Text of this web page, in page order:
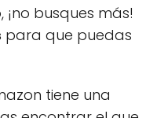
busques más!
para que puedas
tiene una